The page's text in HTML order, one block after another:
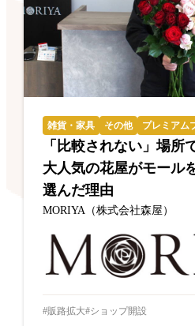
雑貨・家具 その他 プレミアム
「比較されない」場所
大人気の花屋がモール
選んだ理由
MORIYA（株式会社森屋）
販路拡大 ショップ開設